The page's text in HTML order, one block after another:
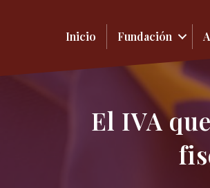
Inicio Fundación
El IVA